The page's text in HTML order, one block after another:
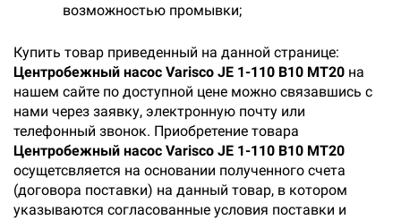
возможностью промывки;
Купить товар приведенный на данной странице:
Центробежный насос Varisco JE 1-110 B10 MT20 на
нашем сайте по доступной цене можно связавшись с
нами через заявку, электронную почту или
телефонный звонок. Приобретение товара
Центробежный насос Varisco JE 1-110 B10 MT20
осущетсвляется на основании полученного счета
(договора поставки) на данный товар, в котором
указываются согласованные условия поставки и